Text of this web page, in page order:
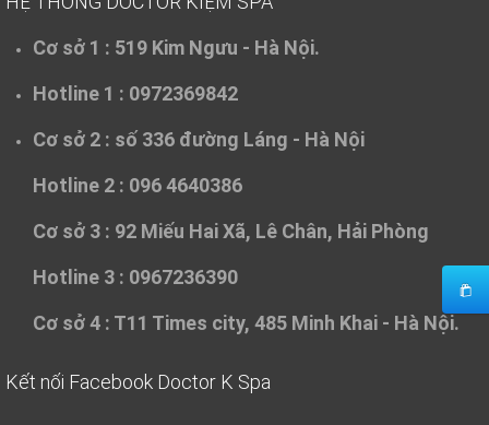
Cơ sở 1 : 519 Kim Ngưu - Hà Nội.
Hotline 1 : 0972369842
Cơ sở 2 : số 336 đường Láng - Hà Nội
Hotline 2 : 096 4640386
Cơ sở 3 : 92 Miếu Hai Xã, Lê Chân, Hải Phòng
Hotline 3 : 0967236390
Cơ sở 4 : T11 Times city, 485 Minh Khai - Hà Nội.
Kết nối Facebook Doctor K Spa